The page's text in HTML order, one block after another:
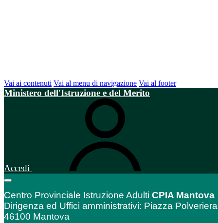
Vai ai contenuti Vai al menu di navigazione Vai al footer
Ministero dell'Istruzione e del Merito
Accedi
Centro Provinciale Istruzione Adulti CPIA Mantova
Dirigenza ed Uffici amministrativi: Piazza
46100 Mantova